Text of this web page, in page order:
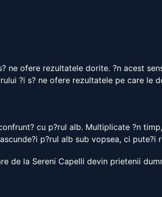
ne ofere rezultatele dorite. ?n acest
?i s? ne ofere rezultatele pe care le
cu p?rul alb. Multiplicate ?n
p?rul alb sub vopsea, ci pute?i
de la Sereni Capelli devin prietenii